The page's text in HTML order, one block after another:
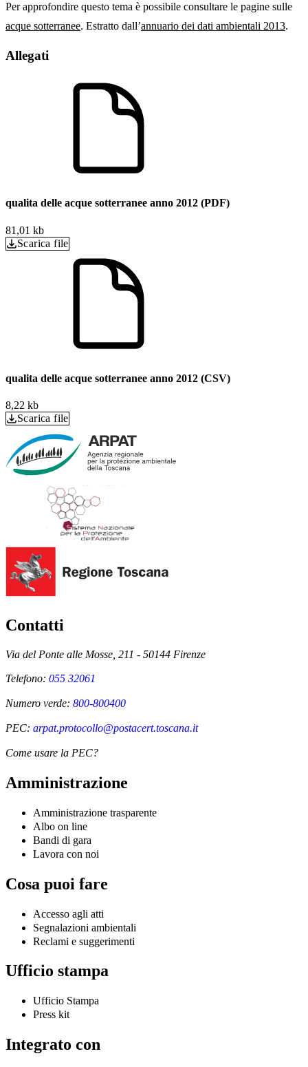
Per approfondire questo tema è possibile consultare le pagine sulle
acque sotterranee. Estratto dall’annuario dei dati ambientali 2013.
Allegati
qualita delle acque sotterranee anno 2012 (PDF)
81,01 kb
Scarica file
qualita delle acque sotterranee anno 2012 (CSV)
8,22 kb
Scarica file
Contatti
Via del Ponte alle Mosse, 211 - 50144 Firenze
Telefono: 055 32061
Numero verde: 800-800400
PEC: arpat.protocollo@postacert.toscana.it
Come usare la PEC?
Amministrazione
Amministrazione trasparente
Albo on line
Bandi di gara
Lavora con noi
Cosa puoi fare
Accesso agli atti
Segnalazioni ambientali
Reclami e suggerimenti
Ufficio stampa
Ufficio Stampa
Press kit
Integrato con